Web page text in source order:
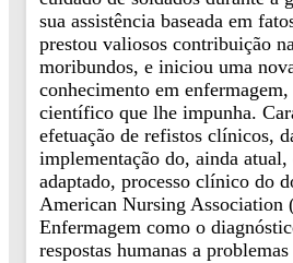
sua assistência baseada em
prestou valiosos contribuição
moribundos, e iniciou uma
conhecimento em
científico que lhe impunha.
efetuação de refistos clínicos,
implementação do, ainda
adaptado, processo clínico do
American Nursing Association
Enfermagem como o
respostas humanas a